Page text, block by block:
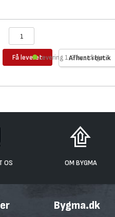
Få leveret Afhent i butik
Levering 1-2 hverdage
OS OM BYGMA
Bygma.dk